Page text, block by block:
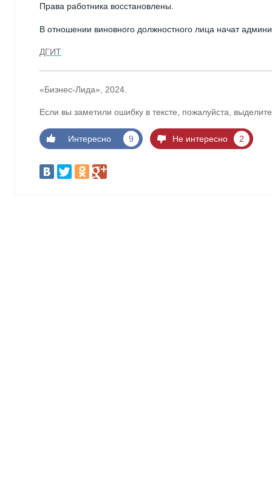
Права работника восстановлены.
В отношении виновного должностного лица начат
ДГИТ
«Бизнес-Лида», 2024.
Если вы заметили ошибку в тексте, пожалуйста,
Интересно 9 Не интересно 2